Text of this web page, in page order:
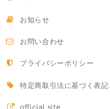
お知らせ
お問い合わせ
プライバシーポリシー
特定商取引法に基づく表記
official site